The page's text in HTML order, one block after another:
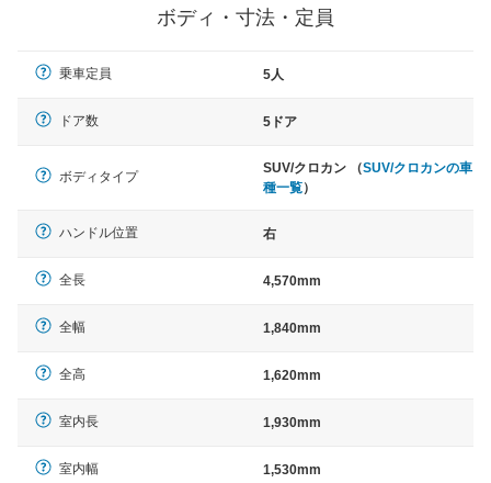
ボディ・寸法・定員
乗車定員 5人
ドア数 5ドア
ボディタイプ
SUV/クロカン （SUV/クロカンの車
種一覧）
ハンドル位置 右
全長 4,570mm
全幅 1,840mm
全高 1,620mm
室内長 1,930mm
室内幅 1,530mm